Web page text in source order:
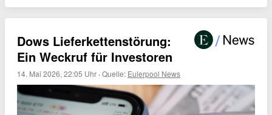
Dows Lieferkettenstörung:
Ein Weckruf für Investoren
14. Mai 2026, 22:05 Uhr ·Quelle: Eulerpool News